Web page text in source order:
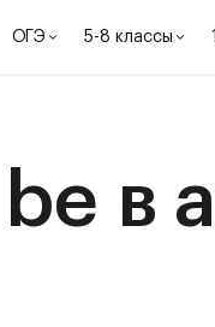
ОГЭ 5-8 классы
в